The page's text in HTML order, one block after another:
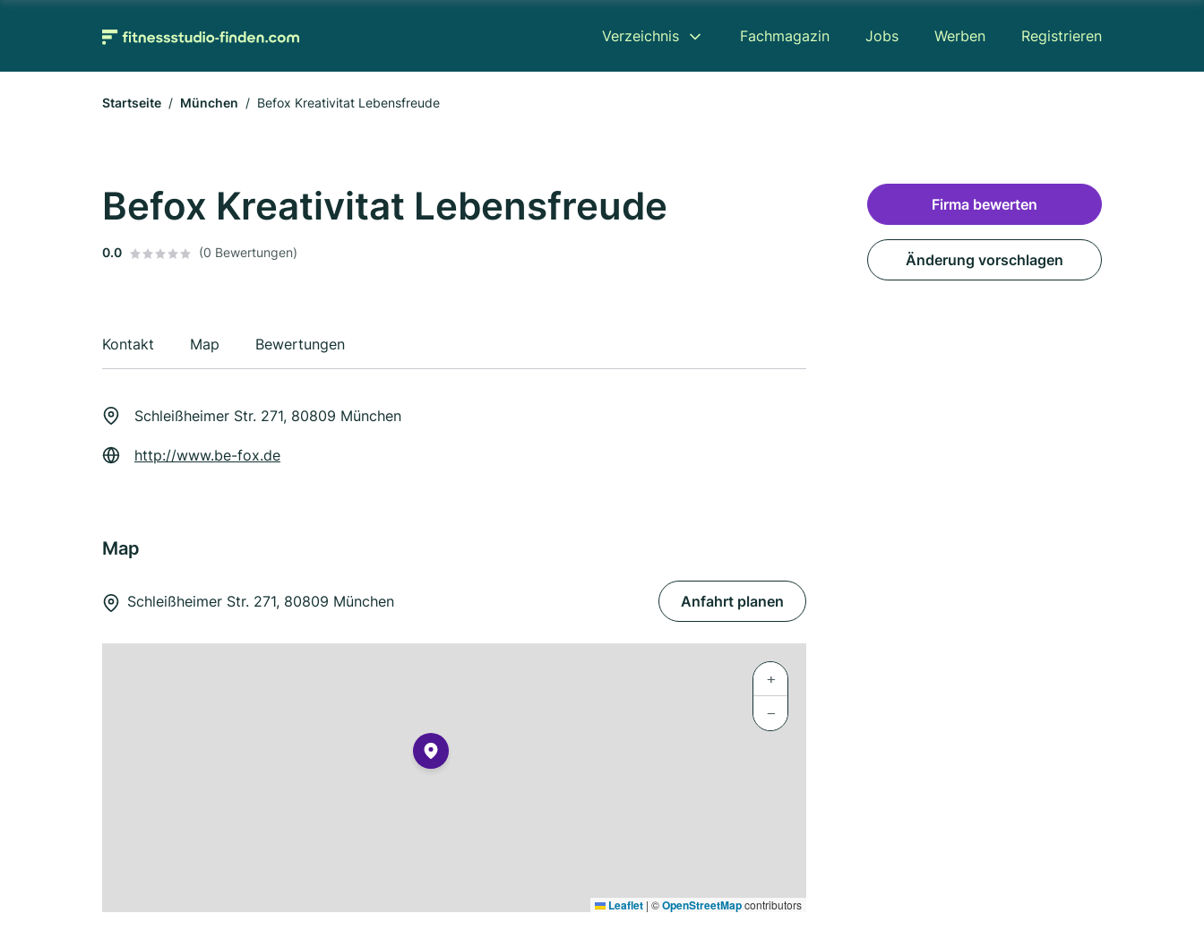
Verzeichnis Fachmagazin Jobs Werben Registrieren
Startseite München Befox Kreativitat Lebensfreude
Befox Kreativitat Lebensfreude
0.0 (0 Bewertungen)
Kontakt Map Bewertungen
Schleißheimer Str. 271, 80809 München
http://www.be-fox.de
Map
Schleißheimer Str. 271, 80809 München Anfahrt planen
+
−
Leaflet | ©OpenStreetMapcontributors
Firma bewerten
Änderung vorschlagen